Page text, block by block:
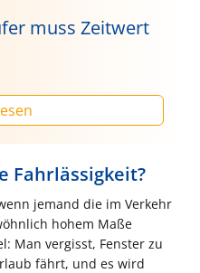
muss Zeitwert
Fahrlässigkeit?
jemand die im Verkehr
hohem Maße
Man vergisst, Fenster zu
fährt, und es wird